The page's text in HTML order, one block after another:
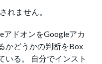
れません。
アドオンをGoogleアカ
かどうかの判断をBox
いる。 自分でインスト